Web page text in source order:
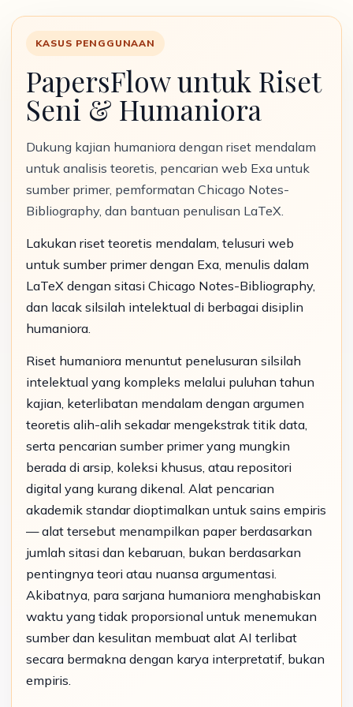
KASUS PENGGUNAAN
PapersFlow untuk Riset
Seni & Humaniora
Dukung kajian humaniora dengan riset mendalam
untuk analisis teoretis, pencarian web Exa untuk
sumber primer, pemformatan Chicago Notes-
Bibliography, dan bantuan penulisan LaTeX.
Lakukan riset teoretis mendalam, telusuri web
untuk sumber primer dengan Exa, menulis dalam
LaTeX dengan sitasi Chicago Notes-Bibliography,
dan lacak silsilah intelektual di berbagai disiplin
humaniora.
Riset humaniora menuntut penelusuran silsilah
intelektual yang kompleks melalui puluhan tahun
kajian, keterlibatan mendalam dengan argumen
teoretis alih-alih sekadar mengekstrak titik data,
serta pencarian sumber primer yang mungkin
berada di arsip, koleksi khusus, atau repositori
digital yang kurang dikenal. Alat pencarian
akademik standar dioptimalkan untuk sains empiris
— alat tersebut menampilkan paper berdasarkan
jumlah sitasi dan kebaruan, bukan berdasarkan
pentingnya teori atau nuansa argumentasi.
Akibatnya, para sarjana humaniora menghabiskan
waktu yang tidak proporsional untuk menemukan
sumber dan kesulitan membuat alat AI terlibat
secara bermakna dengan karya interpretatif, bukan
empiris.